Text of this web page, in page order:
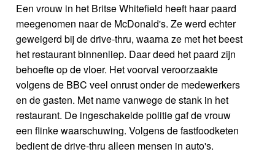
Een vrouw in het Britse Whitefield heeft haar paard
meegenomen naar de McDonald's. Ze werd echter
geweigerd bij de drive-thru, waarna ze met het beest
het restaurant binnenliep. Daar deed het paard zijn
behoefte op de vloer. Het voorval veroorzaakte
volgens de BBC veel onrust onder de medewerkers
en de gasten. Met name vanwege de stank in het
restaurant. De ingeschakelde politie gaf de vrouw
een flinke waarschuwing. Volgens de fastfoodketen
bedient de drive-thru alleen mensen in auto's.